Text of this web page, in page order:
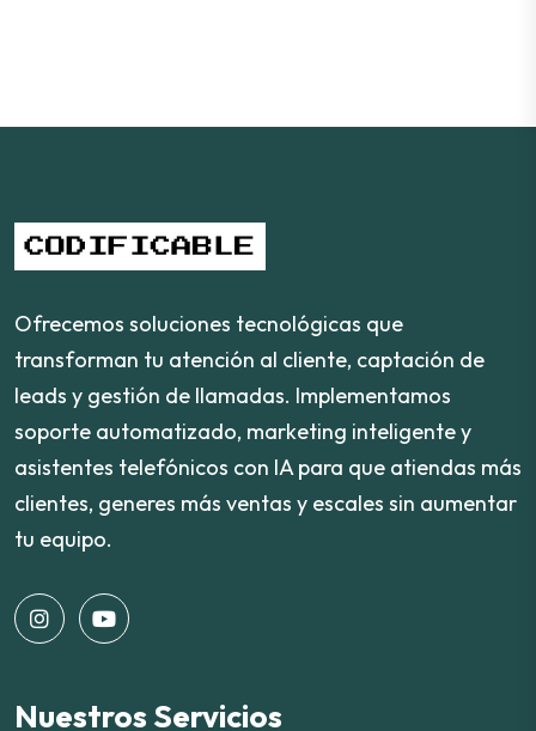
Ofrecemos soluciones tecnológicas que
transforman tu atención al cliente, captación de
leads y gestión de llamadas. Implementamos
soporte automatizado, marketing inteligente y
asistentes telefónicos con IA para que atiendas más
clientes, generes más ventas y escales sin aumentar
tu equipo.
Nuestros Servicios